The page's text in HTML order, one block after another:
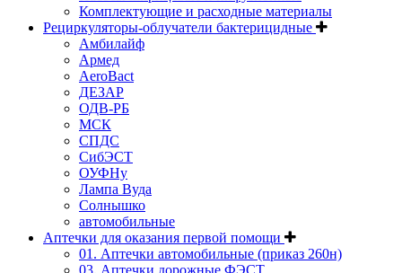
Комплектующие и расходные материалы
Рециркуляторы-облучатели бактерицидные
Амбилайф
Армед
AeroBact
ДЕЗАР
ОДВ-РБ
МСК
СПДС
СибЭСТ
ОУФНу
Лампа Вуда
Солнышко
автомобильные
Аптечки для оказания первой помощи
01. Аптечки автомобильные (приказ 260н)
03. Аптечки дорожные ФЭСТ